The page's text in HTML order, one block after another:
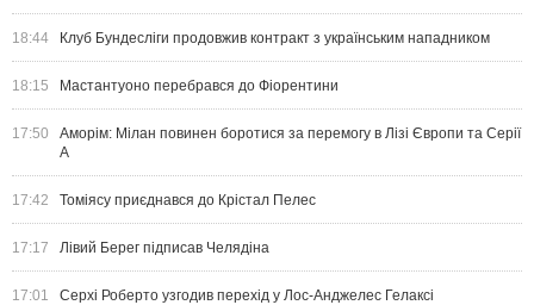
18:44 Клуб Бундесліги продовжив контракт з українським нападником
18:15 Мастантуоно перебрався до Фіорентини
17:50
Аморім: Мілан повинен боротися за перемогу в Лізі Європи та Серії
А
17:42 Томіясу приєднався до Крістал Пелес
17:17 Лівий Берег підписав Челядіна
17:01 Серхі Роберто узгодив перехід у Лос-Анджелес Гелаксі